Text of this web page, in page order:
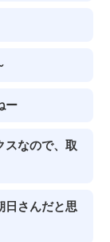
ー
スなので、取
日さんだと思